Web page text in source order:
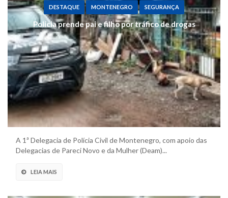
DESTAQUE MONTENEGRO SEGURANÇA
Polícia prende pai e filho por tráfico de drogas
A 1ª Delegacia de Polícia Civil de Montenegro, com apoio das
Delegacias de Pareci Novo e da Mulher (Deam)...
LEIA MAIS